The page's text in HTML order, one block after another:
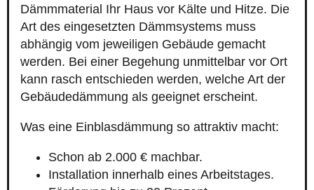
Dämmmaterial Ihr Haus vor Kälte und Hitze. Die
Art des eingesetzten Dämmsystems muss
abhängig vom jeweiligen Gebäude gemacht
werden. Bei einer Begehung unmittelbar vor Ort
kann rasch entschieden werden, welche Art der
Gebäudedämmung als geeignet erscheint.
Was eine Einblasdämmung so attraktiv macht:
Schon ab 2.000 € machbar.
Installation innerhalb eines Arbeitstages.